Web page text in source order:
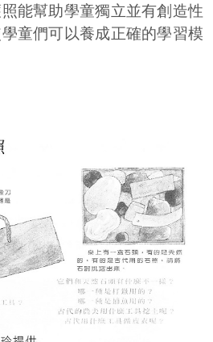
能幫助學童獨立並有創造性
童們可以養成正確的學習模